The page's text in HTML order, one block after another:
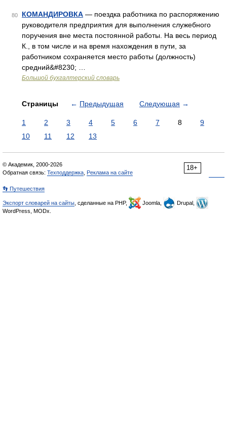
80 КОМАНДИРОВКА — поездка работника по распоряжению
руководителя предприятия для выполнения служебного
поручения вне места постоянной работы. На весь период
К., в том числе и на время нахождения в пути, за
работником сохраняется место работы (должность)
средний&#8230; …
Большой бухгалтерский словарь
Страницы ← Предыдущая Следующая →
1 2 3 4 5 6 7 8
9
10
11 12 13
18+
© Академик, 2000-2026
Обратная связь: Техподдержка Реклама на сайте
👣 Путешествия
Экспорт словарей на сайты , сделанные на PHP, Joomla,
Drupal,
WordPress, MODx.